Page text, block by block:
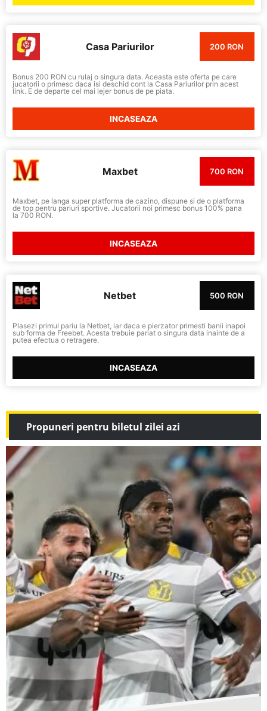
Casa Pariurilor 200 RON
Bonus 200 RON cu rulaj o singura data. Aceasta este oferta pe care
jucatorii o primesc daca isi deschid cont la Casa Pariurilor prin acest
link. E de departe cel mai lejer bonus de pe piata.
INCASEAZA
Maxbet 700 RON
Maxbet, pe langa super platforma de cazino, dispune si de o platforma
de top pentru pariuri sportive. Jucatorii noi primesc bonus 100% pana
la 700 RON.
INCASEAZA
Netbet 500 RON
Plasezi primul pariu la Netbet, iar daca e pierzator primesti banii inapoi
sub forma de Freebet. Acesta trebuie pariat o singura data inainte de a
putea efectua o retragere.
INCASEAZA
Propuneri pentru biletul zilei azi